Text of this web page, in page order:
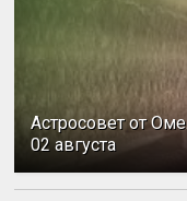
Астросовет от
02 августа